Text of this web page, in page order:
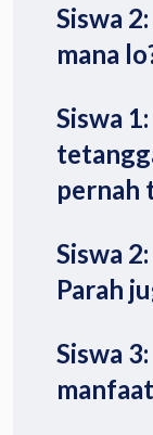
Siswa
mana
Siswa
pernah
Siswa
Parah
Siswa